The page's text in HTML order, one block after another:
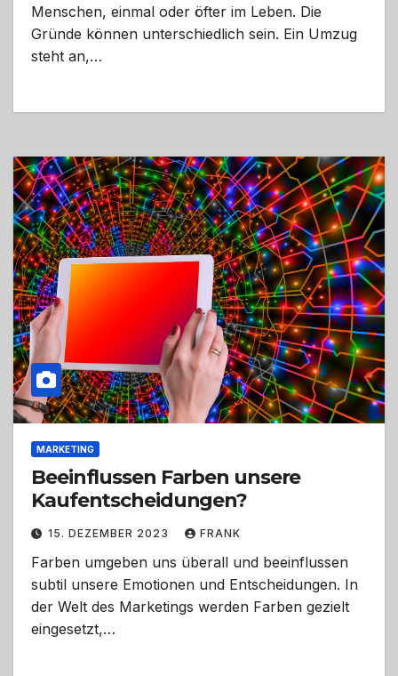
Menschen, einmal oder öfter im Leben. Die
Gründe können unterschiedlich sein. Ein Umzug
steht an,…
MARKETING
Beeinflussen Farben unsere
Kaufentscheidungen?
15. DEZEMBER 2023 FRANK
Farben umgeben uns überall und beeinflussen
subtil unsere Emotionen und Entscheidungen. In
der Welt des Marketings werden Farben gezielt
eingesetzt,…